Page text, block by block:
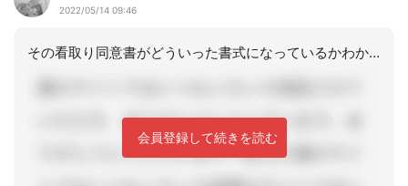
2022/05/14 09:46
その看取り同意書がどういった書式になっているかわかりませんが、施設なら介護報酬で
会員登録して続きを読む